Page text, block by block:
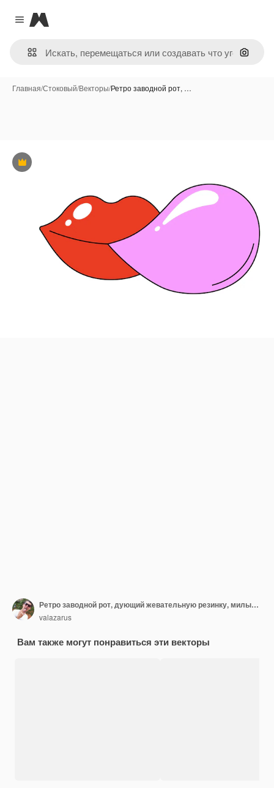
Close menu
Magnific
Поиск
Главная/Стоковый/Векторы/Ретро заводной рот, …
Премиум
Ретро заводной рот, дующий жевательную резинку, милый хиппи, глянцевые красные губы, фанк, психоделический мультфильм, женщина
valazarus
Вам также могут понравиться эти векторы